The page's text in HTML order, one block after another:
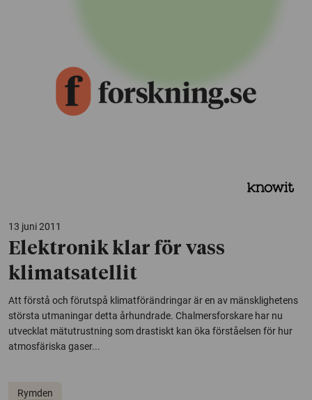
13 juni 2011
Elektronik klar för vass
klimatsatellit
Att förstå och förutspå klimatförändringar är en av mänsklighetens
största utmaningar detta århundrade. Chalmersforskare har nu
utvecklat mätutrustning som drastiskt kan öka förståelsen för hur
atmosfäriska gaser...
Rymden